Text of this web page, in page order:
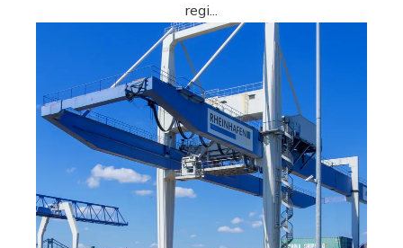
regi...